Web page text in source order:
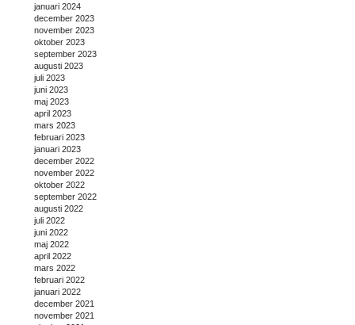
januari 2024
december 2023
november 2023
oktober 2023
september 2023
augusti 2023
juli 2023
juni 2023
maj 2023
april 2023
mars 2023
februari 2023
januari 2023
december 2022
november 2022
oktober 2022
september 2022
augusti 2022
juli 2022
juni 2022
maj 2022
april 2022
mars 2022
februari 2022
januari 2022
december 2021
november 2021